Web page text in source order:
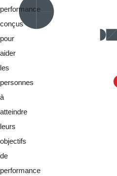
performance
conçus
pour
aider
les
personnes
à
atteindre
leurs
objectifs
de
performance